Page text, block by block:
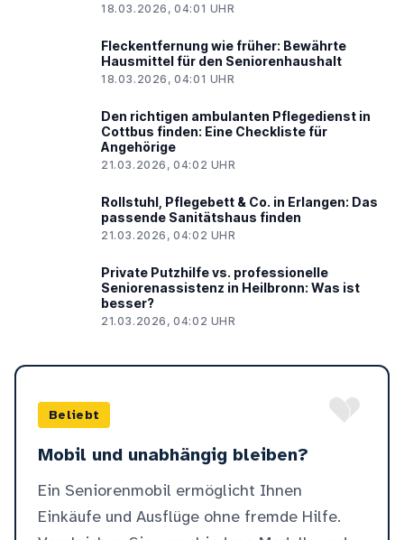
18.03.2026, 04:01 UHR
Fleckentfernung wie früher: Bewährte
Hausmittel für den Seniorenhaushalt
18.03.2026, 04:01 UHR
Den richtigen ambulanten Pflegedienst in
Cottbus finden: Eine Checkliste für
Angehörige
21.03.2026, 04:02 UHR
Rollstuhl, Pflegebett & Co. in Erlangen: Das
passende Sanitätshaus finden
21.03.2026, 04:02 UHR
Private Putzhilfe vs. professionelle
Seniorenassistenz in Heilbronn: Was ist
besser?
21.03.2026, 04:02 UHR
Beliebt
Mobil und unabhängig bleiben?
Ein Seniorenmobil ermöglicht Ihnen
Einkäufe und Ausflüge ohne fremde Hilfe.